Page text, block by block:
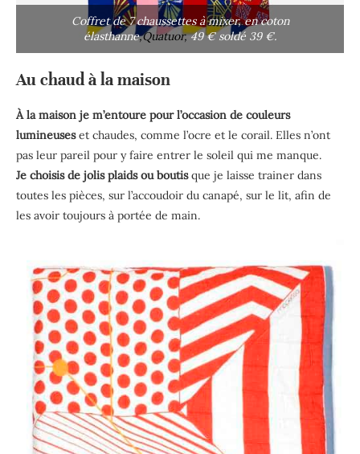
Coffret de 7 chaussettes à mixer, en coton
élasthanne,Quatuor,49 € soldé 39 €.
Au chaud à la maison
À la maison je m’entoure pour l’occasion de couleurs
lumineuseset chaudes, comme l’ocre et le corail. Elles n’ont
pas leur pareil pour y faire entrer le soleil qui me manque.
Je choisis de jolis plaids ou boutisque je laisse trainer dans
toutes les pièces, sur l’accoudoir du canapé, sur le lit, afin de
les avoir toujours à portée de main.